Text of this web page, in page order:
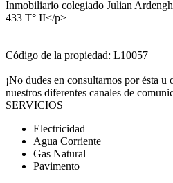
Inmobiliario colegiado Julian
433 T° II</p>
Código de la propiedad: L10057
¡No dudes en consultarnos por ésta u
nuestros diferentes canales de
SERVICIOS
Electricidad
Agua Corriente
Gas Natural
Pavimento